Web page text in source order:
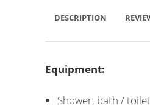
DESCRIPTION
Equipment:
Shower, bath / toilet